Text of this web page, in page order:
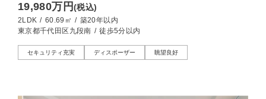
19,980万円(税込)
2LDK / 60.69㎡ / 築20年以内
東京都千代田区九段南 / 徒歩5分以内
セキュリティ充実 ディスポーザー 眺望良好